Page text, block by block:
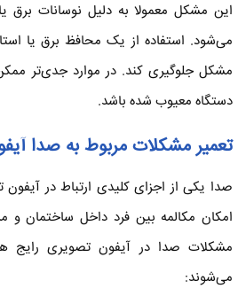
این مشکل معمولا به دلیل نوسانات برق
می‌شود. استفاده از یک محافظ برق یا
مشکل جلوگیری کند. در موارد جدی‌تر
دستگاه معیوب شده باشد.
تعمیر مشکلات مربوط به صدا
صدا یکی از اجزای کلیدی ارتباط در
امکان مکالمه بین فرد داخل ساختمان و
مشکلات صدا در آیفون تصویری رایج
می‌شوند: